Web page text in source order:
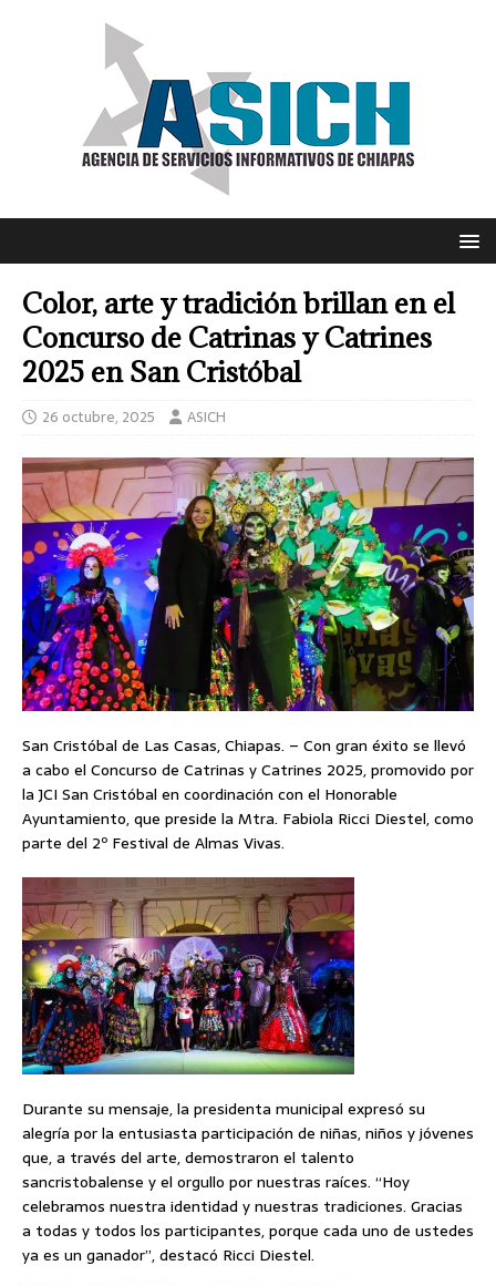
Color, arte y tradición brillan en el
Concurso de Catrinas y Catrines
2025 en San Cristóbal
26 octubre, 2025 ASICH
San Cristóbal de Las Casas, Chiapas. – Con gran éxito se llevó
a cabo el Concurso de Catrinas y Catrines 2025, promovido por
la JCI San Cristóbal en coordinación con el Honorable
Ayuntamiento, que preside la Mtra. Fabiola Ricci Diestel, como
parte del 2º Festival de Almas Vivas.
Durante su mensaje, la presidenta municipal expresó su
alegría por la entusiasta participación de niñas, niños y jóvenes
que, a través del arte, demostraron el talento
sancristobalense y el orgullo por nuestras raíces. “Hoy
celebramos nuestra identidad y nuestras tradiciones. Gracias
a todas y todos los participantes, porque cada uno de ustedes
ya es un ganador”, destacó Ricci Diestel.